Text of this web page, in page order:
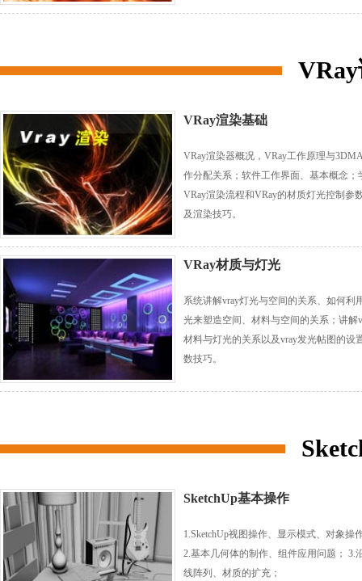
VRay渲染基础
VRay渲染器概况，VRay工作原理与
作分配关系；软件工作界面、基本概念；
VRay渲染流程和VRay的材质灯光控制参
及渲染技巧。
VRay材质与灯光
系统讲解vray灯光与空间的关系、如何利
光来塑造空间、材料与空间的关系；讲解
材料与灯光的关系以及vray发光帖图的设
数技巧。
SketchUp基本操作
1.SketchUp视图操作、显示模式、对象操
2.基本几何体的制作、组件应用问题； 3.
线阵列、材质的扩充；